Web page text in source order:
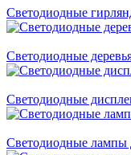
Светодиодные
Светодиодные
Светодиодные
Светодиодные лампы